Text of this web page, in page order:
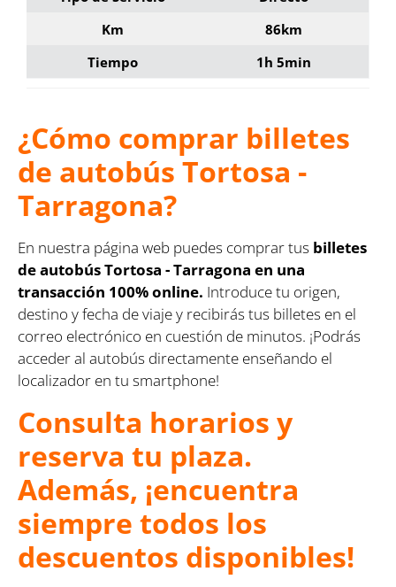
Km
86km
Tiempo
1h 5min
¿Cómo comprar billetes
de autobús Tortosa -
Tarragona?
En nuestra página web puedes comprar tus billetes
de autobús Tortosa - Tarragona en una
transacción 100% online. Introduce tu origen,
destino y fecha de viaje y recibirás tus billetes en el
correo electrónico en cuestión de minutos. ¡Podrás
acceder al autobús directamente enseñando el
localizador en tu smartphone!
Consulta horarios y
reserva tu plaza.
Además, ¡encuentra
siempre todos los
descuentos disponibles!